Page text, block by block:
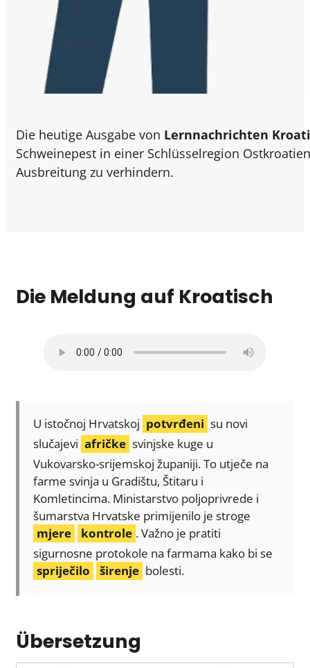
Die heutige Ausgabe von Lernnachrichten
Schweinepest in einer Schlüsselregion
Ausbreitung zu verhindern.
Die Meldung auf Kroatisch
U istočnoj Hrvatskoj potvrđeni su novi
slučajevi afričke svinjske kuge u
Vukovarsko-srijemskoj županiji. To utječe na
farme svinja u Gradištu, Štitaru i
Komletincima. Ministarstvo poljoprivrede i
šumarstva Hrvatske primijenilo je stroge
mjere
kontrole . Važno je pratiti
sigurnosne protokole na farmama kako bi se
spriječilo
širenje bolesti.
Übersetzung